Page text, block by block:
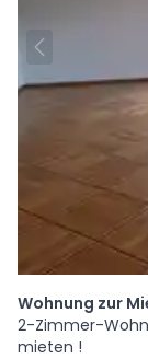
Wohnung zur
2-Zimmer-
mieten !